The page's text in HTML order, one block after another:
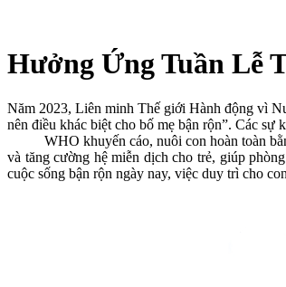
Hưởng Ứng Tuần Lễ
Năm 2023, Liên minh Thế giới Hành động vì
nên điều khác biệt cho bố mẹ bận rộn”. Các sự
WHO khuyến cáo, nuôi con hoàn toàn bằng
và tăng cường hệ miễn dịch cho trẻ, giúp
cuộc sống bận rộn ngày nay, việc duy trì cho